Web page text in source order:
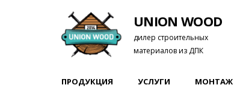
UNION WOOD
дилер строительных
материалов из ДПК
ПРОДУКЦИЯ УСЛУГИ МОНТАЖ